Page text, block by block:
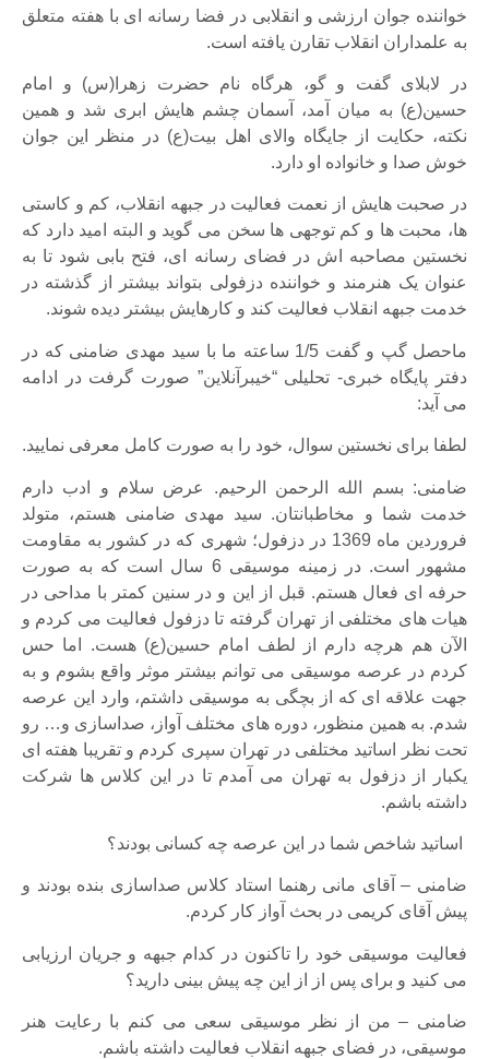
خواننده جوان ارزشی و انقلابی در فضا رسانه ای با هفته متعلق
به علمداران انقلاب تقارن یافته است.
در لابلای گفت و گو، هرگاه نام حضرت زهرا(س) و امام
حسین(ع) به میان آمد، آسمان چشم هایش ابری شد و همین
نکته، حکایت از جایگاه والای اهل بیت(ع) در منظر این جوان
خوش صدا و خانواده او دارد.
در صحبت هایش از نعمت فعالیت در جبهه انقلاب، کم و کاستی
ها، محبت ها و کم توجهی ها سخن می گوید و البته امید دارد که
نخستین مصاحبه اش در فضای رسانه ای، فتح بابی شود تا به
عنوان یک هنرمند و خواننده دزفولی بتواند بیشتر از گذشته در
خدمت جبهه انقلاب فعالیت کند و کارهایش بیشتر دیده شوند.
ماحصل گپ و گفت 1/5 ساعته ما با سید مهدی ضامنی که در
دفتر پایگاه خبری- تحلیلی “خیبرآنلاین” صورت گرفت در ادامه
می آید:
لطفا برای نخستین سوال، خود را به صورت کامل معرفی نمایید.
ضامنی: بسم الله الرحمن الرحیم. عرض سلام و ادب دارم
خدمت شما و مخاطبانتان. سید مهدی ضامنی هستم، متولد
فروردین ماه 1369 در دزفول؛ شهری که در کشور به مقاومت
مشهور است. در زمینه موسیقی 6 سال است که به صورت
حرفه ای فعال هستم. قبل از این و در سنین کمتر با مداحی در
هیات های مختلفی از تهران گرفته تا دزفول فعالیت می کردم و
الآن هم هرچه دارم از لطف امام حسین(ع) هست. اما حس
کردم در عرصه موسیقی می توانم بیشتر موثر واقع بشوم و به
جهت علاقه ای که از بچگی به موسیقی داشتم، وارد این عرصه
شدم. به همین منظور، دوره های مختلف آواز، صداسازی و… رو
تحت نظر اساتید مختلفی در تهران سپری کردم و تقریبا هفته ای
یکبار از دزفول به تهران می آمدم تا در این کلاس ها شرکت
داشته باشم.
اساتید شاخص شما در این عرصه چه کسانی بودند؟
ضامنی – آقای مانی رهنما استاد کلاس صداسازی بنده بودند و
پیش آقای کریمی در بحث آواز کار کردم.
فعالیت موسیقی خود را تاکنون در کدام جبهه و جریان ارزیابی
می کنید و برای پس از از این چه پیش بینی دارید؟
ضامنی – من از نظر موسیقی سعی می کنم با رعایت هنر
موسیقی، در فضای جبهه انقلاب فعالیت داشته باشم.